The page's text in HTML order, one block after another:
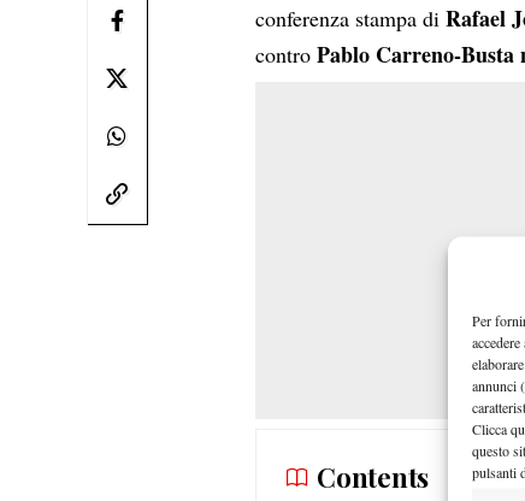
Per
annunci
Clicca
questo
pulsanti
conferenza stampa diRafael
controPablo Carreno-
Contents